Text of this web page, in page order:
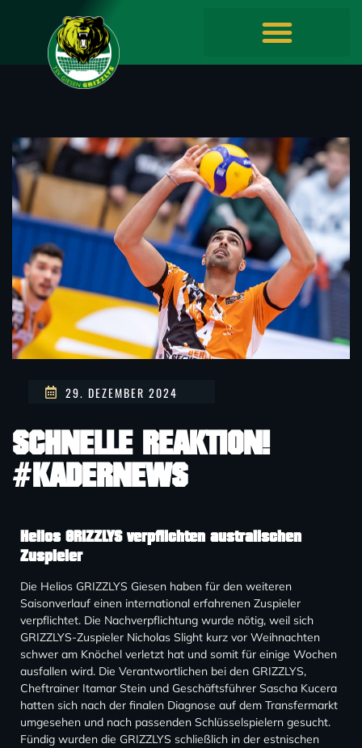
29. DEZEMBER 2024
SCHNELLE REAKTION!
#KADERNEWS
Helios GRIZZLYS verpflichten australischen
Zuspieler
Die Helios GRIZZLYS Giesen haben für den weiteren
Saisonverlauf einen international erfahrenen Zuspieler
verpflichtet. Die Nachverpflichtung wurde nötig, weil sich
GRIZZLYS-Zuspieler Nicholas Slight kurz vor Weihnachten
schwer am Knöchel verletzt hat und somit für einige Wochen
ausfallen wird. Die Verantwortlichen bei den GRIZZLYS,
Cheftrainer Itamar Stein und Geschäftsführer Sascha Kucera
hatten sich nach der finalen Diagnose auf dem Transfermarkt
umgesehen und nach passenden Schlüsselspielern gesucht.
Fündig wurden die GRIZZLYS schließlich in der estnischen